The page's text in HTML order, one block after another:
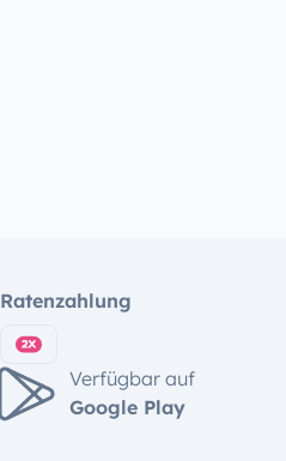
Ratenzahlung
Verfügbar auf
Google Play